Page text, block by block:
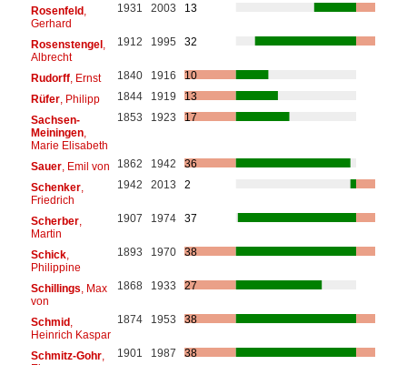
Rosenfeld,
Gerhard
1931 2003 13
Rosenstengel,
Albrecht
1912 1995 32
Rudorff, Ernst 1840 1916
10
Rüfer, Philipp 1844 1919
13
Sachsen-
Meiningen,
Marie Elisabeth
1853 1923 17
Sauer, Emil von 1862 1942
36
Schenker,
Friedrich
1942 2013 2
Scherber,
Martin
1907 1974 37
Schick,
Philippine
1893 1970 38
Schillings , Max
von
1868 1933 27
Schmid,
Heinrich Kaspar
1874 1953 38
Schmitz-Gohr,
1901 1987 38